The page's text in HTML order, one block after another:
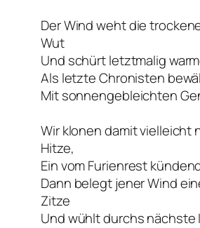
Der Wind weht die
Wut
Und schürt letztmalig
Als letzte Chronisten
Mit sonnengebleichten
Wir klonen damit vielleicht
Hitze,
Ein vom Furienrest
Dann belegt jener Wind
Zitze
Und wühlt durchs nächste